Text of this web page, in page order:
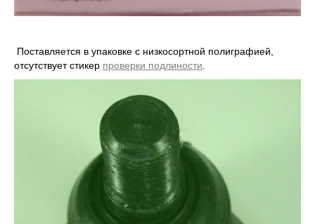
Поставляется в упаковке с низкосортной полиграфией,
отсутствует стикер проверки подлиности